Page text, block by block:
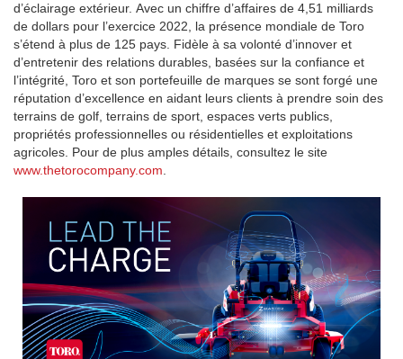
d’éclairage extérieur. Avec un chiffre d’affaires de 4,51 milliards
de dollars pour l’exercice 2022, la présence mondiale de Toro
s’étend à plus de 125 pays. Fidèle à sa volonté d’innover et
d’entretenir des relations durables, basées sur la confiance et
l’intégrité, Toro et son portefeuille de marques se sont forgé une
réputation d’excellence en aidant leurs clients à prendre soin des
terrains de golf, terrains de sport, espaces verts publics,
propriétés professionnelles ou résidentielles et exploitations
agricoles. Pour de plus amples détails, consultez le site
www.thetorocompany.com